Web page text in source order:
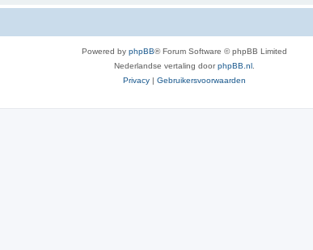
Powered by phpBB® Forum Software © phpBB Limited
Nederlandse vertaling doorphpBB.nl
Privacy | Gebruikersvoorwaarden